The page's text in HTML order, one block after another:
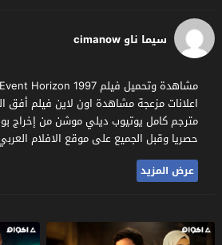
سيما ناو cimanow
مترجم كامل يوتيوب ديلي موشن من إخراج
حصريا وقبل الجميع على موقع الافلام
عرض المزيد